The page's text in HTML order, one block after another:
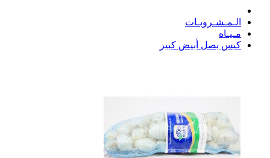
الـمـشـروبـات
مـيـاه
كيس بصل أبيض كبير